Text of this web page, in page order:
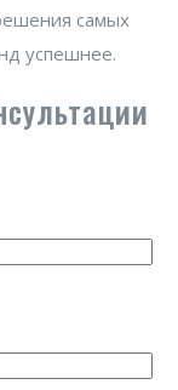
самых
успешнее.